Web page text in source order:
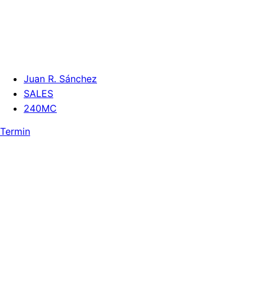
Juan R. Sánchez
SALES
240MC
Termin